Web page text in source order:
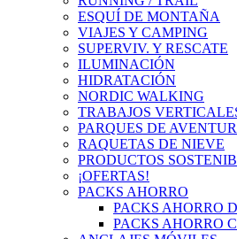
ESQUÍ DE MONTAÑA
VIAJES Y CAMPING
SUPERVIV. Y RESCATE
ILUMINACIÓN
HIDRATACIÓN
NORDIC WALKING
TRABAJOS
PARQUES DE
RAQUETAS DE NIEVE
PRODUCTOS
¡OFERTAS!
PACKS AHORRO
PACKS AHORRO
PACKS AHORRO